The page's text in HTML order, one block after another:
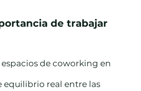
de trabajar
de coworking en
equilibrio real entre las